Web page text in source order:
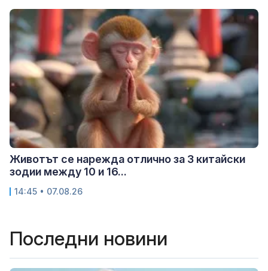
Животът се нарежда отлично за 3 китайски
зодии между 10 и 16...
14:45 • 07.08.26
Последни новини